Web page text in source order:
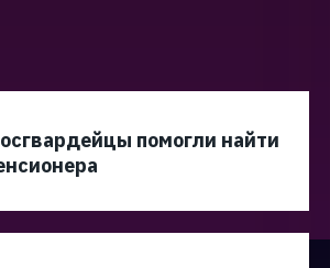
помогли найти